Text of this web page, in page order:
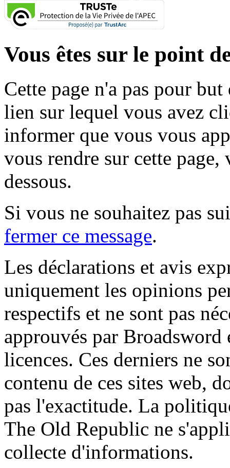
Vous êtes sur le point
Cette page n'a pas pour
lien sur lequel vous avez
informer que vous vous
vous rendre sur cette
dessous.
Si vous ne souhaitez pas
fermer ce message.
Les déclarations et avis
uniquement les opinions
respectifs et ne sont pas
approuvés par
licences. Ces derniers ne
contenu de ces sites web,
pas l'exactitude. La
The Old Republic ne
collecte d'informations.